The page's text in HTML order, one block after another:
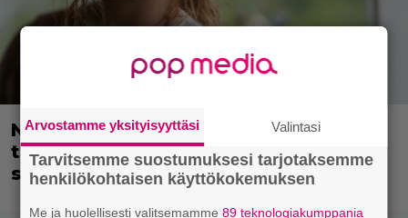
Nyt Netflixissä: 180 miljoonan
toimintaseikkailu – Margot Robbie vei
seksikohtauksen liian pitkälle
Arvostamme yksityisyyttäsi Valintasi
Tarvitsemme suostumuksesi tarjotaksemme
henkilökohtaisen käyttökokemuksen
Me ja huolellisesti valitsemamme89 teknologiakumppania